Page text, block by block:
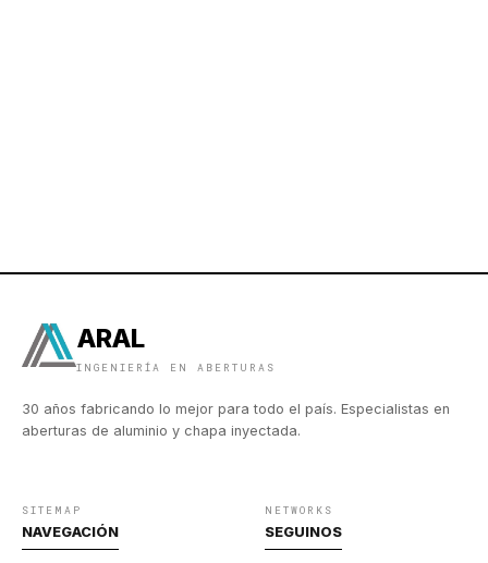
ARAL
INGENIERÍA EN ABERTURAS
30 años fabricando lo mejor para todo el país. Especialistas en
aberturas de aluminio y chapa inyectada.
SITEMAP
NAVEGACIÓN
NETWORKS
SEGUINOS